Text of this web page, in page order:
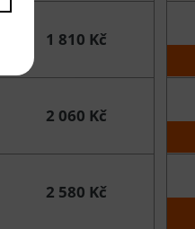
1 810 Kč
2 060 Kč
2 580 Kč